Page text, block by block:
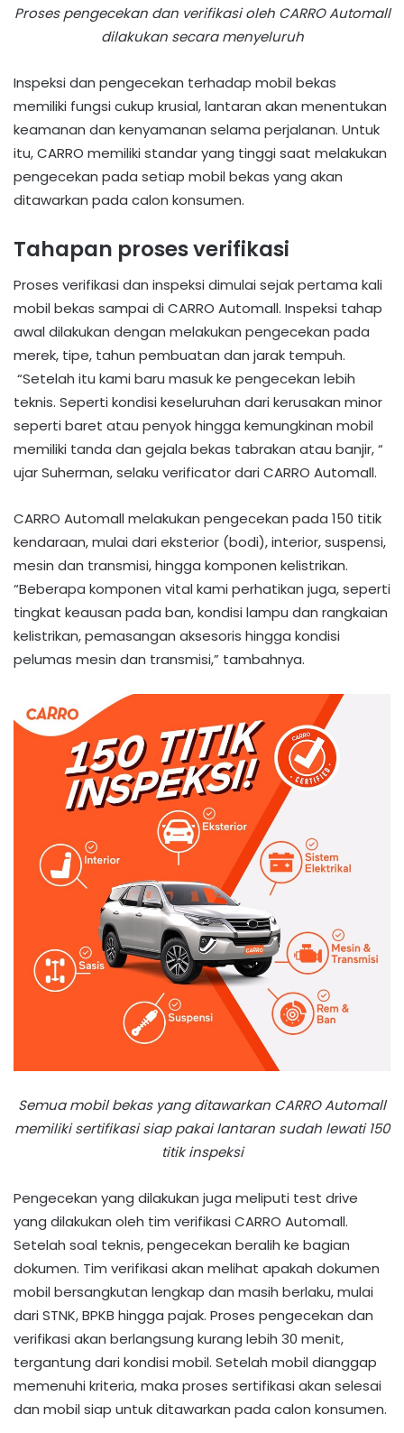
Proses pengecekan dan verifikasi oleh CARRO Automall
dilakukan secara menyeluruh
Inspeksi dan pengecekan terhadap mobil bekas
memiliki fungsi cukup krusial, lantaran akan menentukan
keamanan dan kenyamanan selama perjalanan. Untuk
itu, CARRO memiliki standar yang tinggi saat melakukan
pengecekan pada setiap mobil bekas yang akan
ditawarkan pada calon konsumen.
Tahapan proses verifikasi
Proses verifikasi dan inspeksi dimulai sejak pertama kali
mobil bekas sampai di CARRO Automall. Inspeksi tahap
awal dilakukan dengan melakukan pengecekan pada
merek, tipe, tahun pembuatan dan jarak tempuh.
“Setelah itu kami baru masuk ke pengecekan lebih
teknis. Seperti kondisi keseluruhan dari kerusakan minor
seperti baret atau penyok hingga kemungkinan mobil
memiliki tanda dan gejala bekas tabrakan atau banjir, “
ujar Suherman, selaku verificator dari CARRO Automall.
CARRO Automall melakukan pengecekan pada 150 titik
kendaraan, mulai dari eksterior (bodi), interior, suspensi,
mesin dan transmisi, hingga komponen kelistrikan.
“Beberapa komponen vital kami perhatikan juga, seperti
tingkat keausan pada ban, kondisi lampu dan rangkaian
kelistrikan, pemasangan aksesoris hingga kondisi
pelumas mesin dan transmisi,” tambahnya.
Semua mobil bekas yang ditawarkan CARRO Automall
memiliki sertifikasi siap pakai lantaran sudah lewati 150
titik inspeksi
Pengecekan yang dilakukan juga meliputi test drive
yang dilakukan oleh tim verifikasi CARRO Automall.
Setelah soal teknis, pengecekan beralih ke bagian
dokumen. Tim verifikasi akan melihat apakah dokumen
mobil bersangkutan lengkap dan masih berlaku, mulai
dari STNK, BPKB hingga pajak. Proses pengecekan dan
verifikasi akan berlangsung kurang lebih 30 menit,
tergantung dari kondisi mobil. Setelah mobil dianggap
memenuhi kriteria, maka proses sertifikasi akan selesai
dan mobil siap untuk ditawarkan pada calon konsumen.